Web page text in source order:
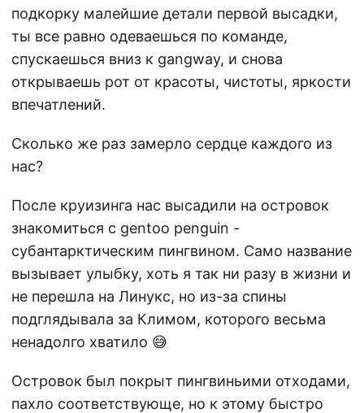
подкорку малейшие детали первой высадки,
ты все равно одеваешься по команде,
спускаешься вниз к gangway, и снова
открываешь рот от красоты, чистоты, яркости
впечатлений.
Сколько же раз замерло сердце каждого из
нас?
После круизинга нас высадили на островок
знакомиться с gentoo penguin -
субантарктическим пингвином. Само название
вызывает улыбку, хоть я так ни разу в жизни и
не перешла на Линукс, но из-за спины
подглядывала за Климом, которого весьма
ненадолго хватило 😅
Островок был покрыт пингвиньими отходами,
пахло соответствующе, но к этому быстро